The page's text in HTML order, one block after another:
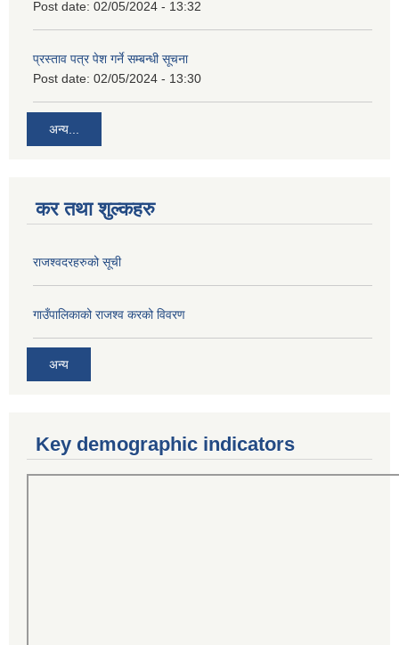
Post date: 02/05/2024 - 13:32
प्रस्ताव पत्र पेश गर्ने सम्बन्धी सूचना
Post date: 02/05/2024 - 13:30
अन्य...
कर तथा शुल्कहरु
राजश्वदरहरुको सूची
गाउँपालिकाको राजश्व करको विवरण
अन्य
Key demographic indicators